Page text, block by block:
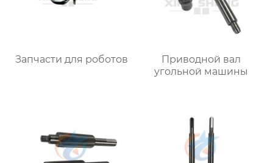
Запчасти для роботов
Приводной вал
угольной машины